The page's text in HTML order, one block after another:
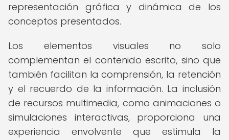
representación gráfica y dinámica de los
conceptos presentados.
Los elementos visuales no solo
complementan el contenido escrito, sino que
también facilitan la comprensión, la retención
y el recuerdo de la información. La inclusión
de recursos multimedia, como animaciones o
simulaciones interactivas, proporciona una
experiencia envolvente que estimula la